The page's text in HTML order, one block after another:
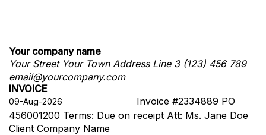
Your company name
Your Street Your Town Address Line 3 (123) 456 789
email@yourcompany.com
INVOICE
Invoice #2334889 PO
456001200 Terms: Due on receipt Att: Ms. Jane Doe
Client Company Name